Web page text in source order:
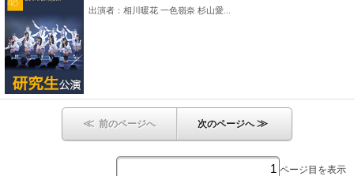
出演者：相川暖花 一色嶺奈 杉山愛...
≪ 前のページへ 次のページへ≫
ページ目を表示